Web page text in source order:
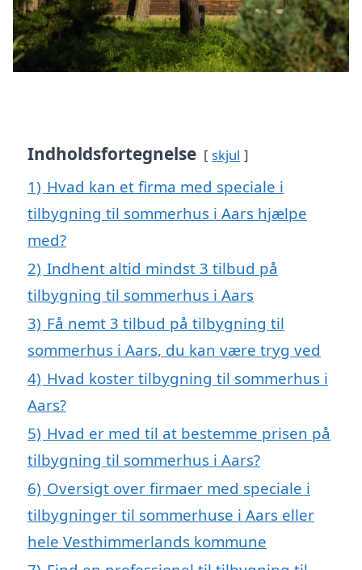
Indholdsfortegnelse skjul
1) Hvad kan et firma med speciale i
tilbygning til sommerhus i Aars hjælpe
med?
2) Indhent altid mindst 3 tilbud på
tilbygning til sommerhus i Aars
3) Få nemt 3 tilbud på tilbygning til
sommerhus i Aars, du kan være tryg ved
4) Hvad koster tilbygning til sommerhus i
Aars?
5) Hvad er med til at bestemme prisen på
tilbygning til sommerhus i Aars?
6) Oversigt over firmaer med speciale i
tilbygninger til sommerhuse i Aars eller
hele Vesthimmerlands kommune